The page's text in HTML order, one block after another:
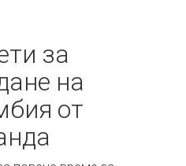
за
на
от